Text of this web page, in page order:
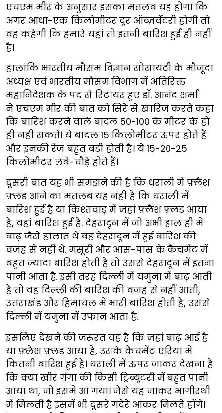
एचएम मीर के अनुसार इसका मतलब यह होगा कि
अगर आधा-एक किलोमीटर दूर ऑब्ज़र्वेटरी होगी तो
वह कहेगी कि हमारे यहां तो इतनी बारिश हुई ही नहीं
है।
हालांकि भारतीय मौसम विज्ञान सोसायटी के मौजूदा
अध्यक्ष एवं भारतीय मौसम विभाग में अतिरिक्त
महानिदेशक के पद से रिटायर हुए डॉ. आनंद शर्मा
ने एचएम मीर की बात को सिरे से खारिज करते कहा
कि बारिश करने वाले बादल 50-100 के मीटर के हो
ही नहीं सकते। ये बादल 15 किलोमीटर ऊपर होते हैं
और इनकी रेंज बहुत बड़ी होती है। ये 15-20-25
किलोमीटर लंबे-चौड़े होते हैं।
दूसरी बात यह भी समझने की है कि धराली में फ़्लैश
फ़्लड आने का मतलब यह नहीं है कि धराली में
बारिश हुई है या किश्तवाड़ में जहां फ़्लैश फ़्लड आया
है, वहां बारिश हुई है. देहरादून में जो अभी हाल ही में
बाढ़ जैसे हालात थे वह देहरादून में हुई बारिश की
वजह से नहीं थे. मसूरी और आस-पास के कैचमेंट में
बहुत ज़्यादा बारिश होती है तो उससे देहरादून में इतना
पानी आता है. इसी तरह दिल्ली में यमुना में बाढ़ आती
है तो वह दिल्ली की बारिश की वजह से नहीं आती,
उत्तराखंड और हिमाचल में भारी बारिश होती है, उससे
दिल्ली में यमुना में उफान आता है.
इसलिए देखने की जरूरत यह है कि जहां बाढ़ आई है
या फ़्लैश फ़्लड आया है, उसके कैचमेंट एरिया में
कितनी बारिश हुई है। धराली में ऊपर जाकर देखना है
कि क्या खीर गंगा की किसी ट्रिब्यूटरी में बहुत पानी
आया था, जो इसमें आ गया। जैसे यह जाकर भागीरथी
में मिलती है इसमें भी दूसरे गदेरे आकर मिलते होंगे।